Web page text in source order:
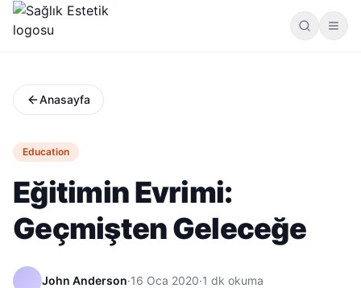
Anasayfa
Education
Eğitimin Evrimi:
Geçmişten Geleceğe
John Anderson·16 Oca 2020·1 dk okuma